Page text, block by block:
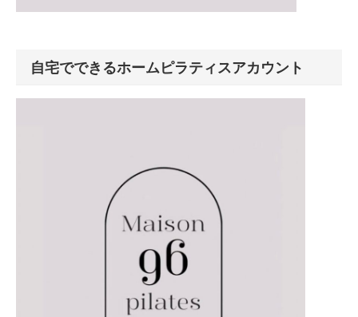
自宅でできるホームピラティスアカウント